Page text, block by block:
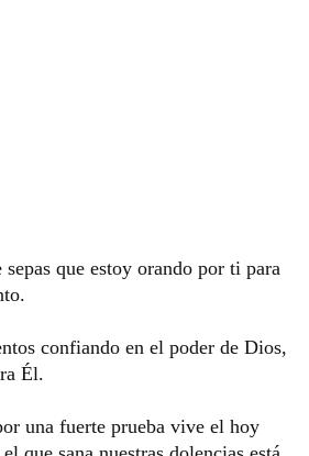
que estoy orando por ti para
confiando en el poder de Dios,
Él.
una fuerte prueba vive el hoy